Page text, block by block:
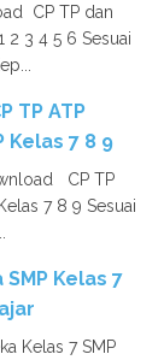
CP TP dan
2 3 4 5 6 Sesuai
TP ATP
Kelas 7 8 9
CP TP
7 8 9 Sesuai
Kelas 7
Kelas 7 SMP